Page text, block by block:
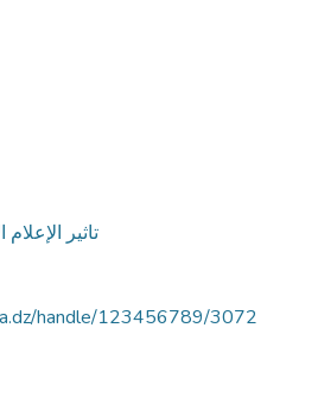
تاثیر
handle/123456789/3072